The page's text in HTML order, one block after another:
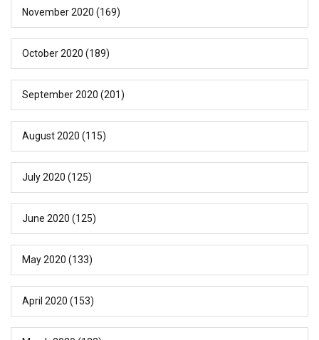
November 2020 (169)
October 2020 (189)
September 2020 (201)
August 2020 (115)
July 2020 (125)
June 2020 (125)
May 2020 (133)
April 2020 (153)